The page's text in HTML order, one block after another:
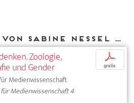
Weitere Texte von Sabine Nessel bei DIAPHANES
Zoologie,
und Gender
Medienwissenschaft
Medienwissenschaft 4
p
gratis